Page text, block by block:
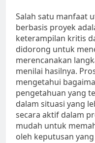
Salah satu manfaat
berbasis proyek
keterampilan kritis
didorong untuk
merencanakan
menilai hasilnya.
mengetahui
pengetahuan yang
dalam situasi yang
secara aktif dalam
mudah untuk
oleh keputusan